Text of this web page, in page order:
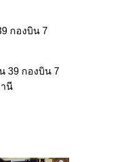
39 กองบิน 7
นี